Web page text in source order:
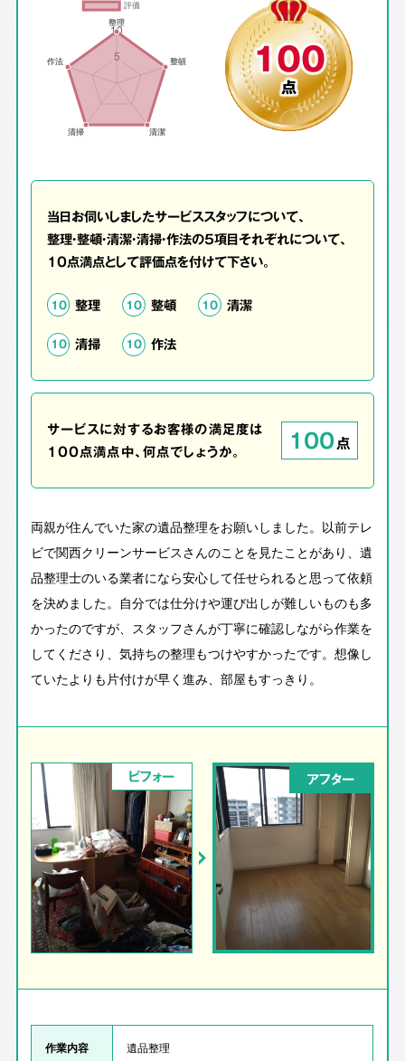
100
点
当日お伺いしましたサービススタッフについて、
整理・整頓・清潔・清掃・作法の5項目それぞれについて、
10点満点として評価点を付けて下さい。
10 整理 10 整頓 10 清潔
10 清掃 10 作法
サービスに対するお客様の満足度は
100点満点中、何点でしょうか。
100点
両親が住んでいた家の遺品整理をお願いしました。以前テレ
ビで関西クリーンサービスさんのことを見たことがあり、遺
品整理士のいる業者になら安心して任せられると思って依頼
を決めました。自分では仕分けや運び出しが難しいものも多
かったのですが、スタッフさんが丁寧に確認しながら作業を
してくださり、気持ちの整理もつけやすかったです。想像し
ていたよりも片付けが早く進み、部屋もすっきり。
ビフォー アフター
作業内容 遺品整理